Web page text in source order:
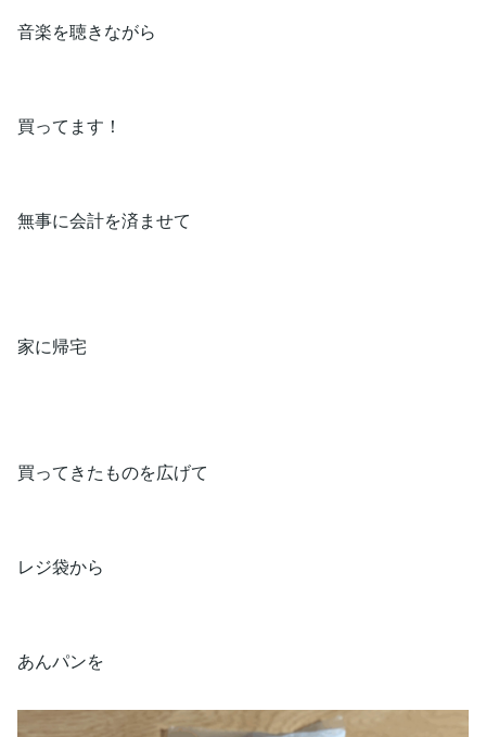
音楽を聴きながら
買ってます！
無事に会計を済ませて
家に帰宅
買ってきたものを広げて
レジ袋から
あんパンを